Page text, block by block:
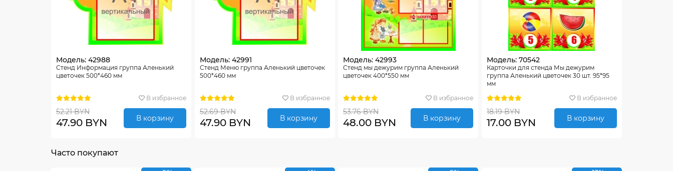
Модель: 42988
Стенд Информация группа Аленький
цветочек 500*460 мм
В избранное
52.21 BYN
47.90 BYN В корзину
Модель: 42991
Стенд Меню группа Аленький цветочек
500*460 мм
В избранное
52.69 BYN
47.90 BYN В корзину
Модель: 42993
Стенд мы дежурим группа Аленький
цветочек 400*550 мм
В избранное
53.76 BYN
48.00 BYN В корзину
Модель: 70542
Карточки для стенда Мы дежурим
группа Аленький цветочек 30 шт. 95*95
мм
В избранное
18.19 BYN
17.00 BYN В корзину
Часто покупают